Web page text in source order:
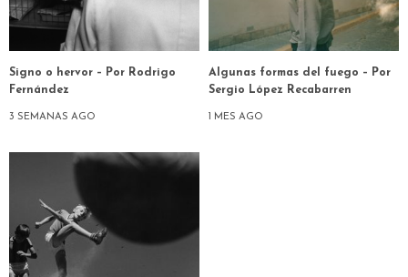
Signo o hervor – Por Rodrigo
Fernández
3 SEMANAS AGO
Algunas formas del fuego – Por
Sergio López Recabarren
1 MES AGO